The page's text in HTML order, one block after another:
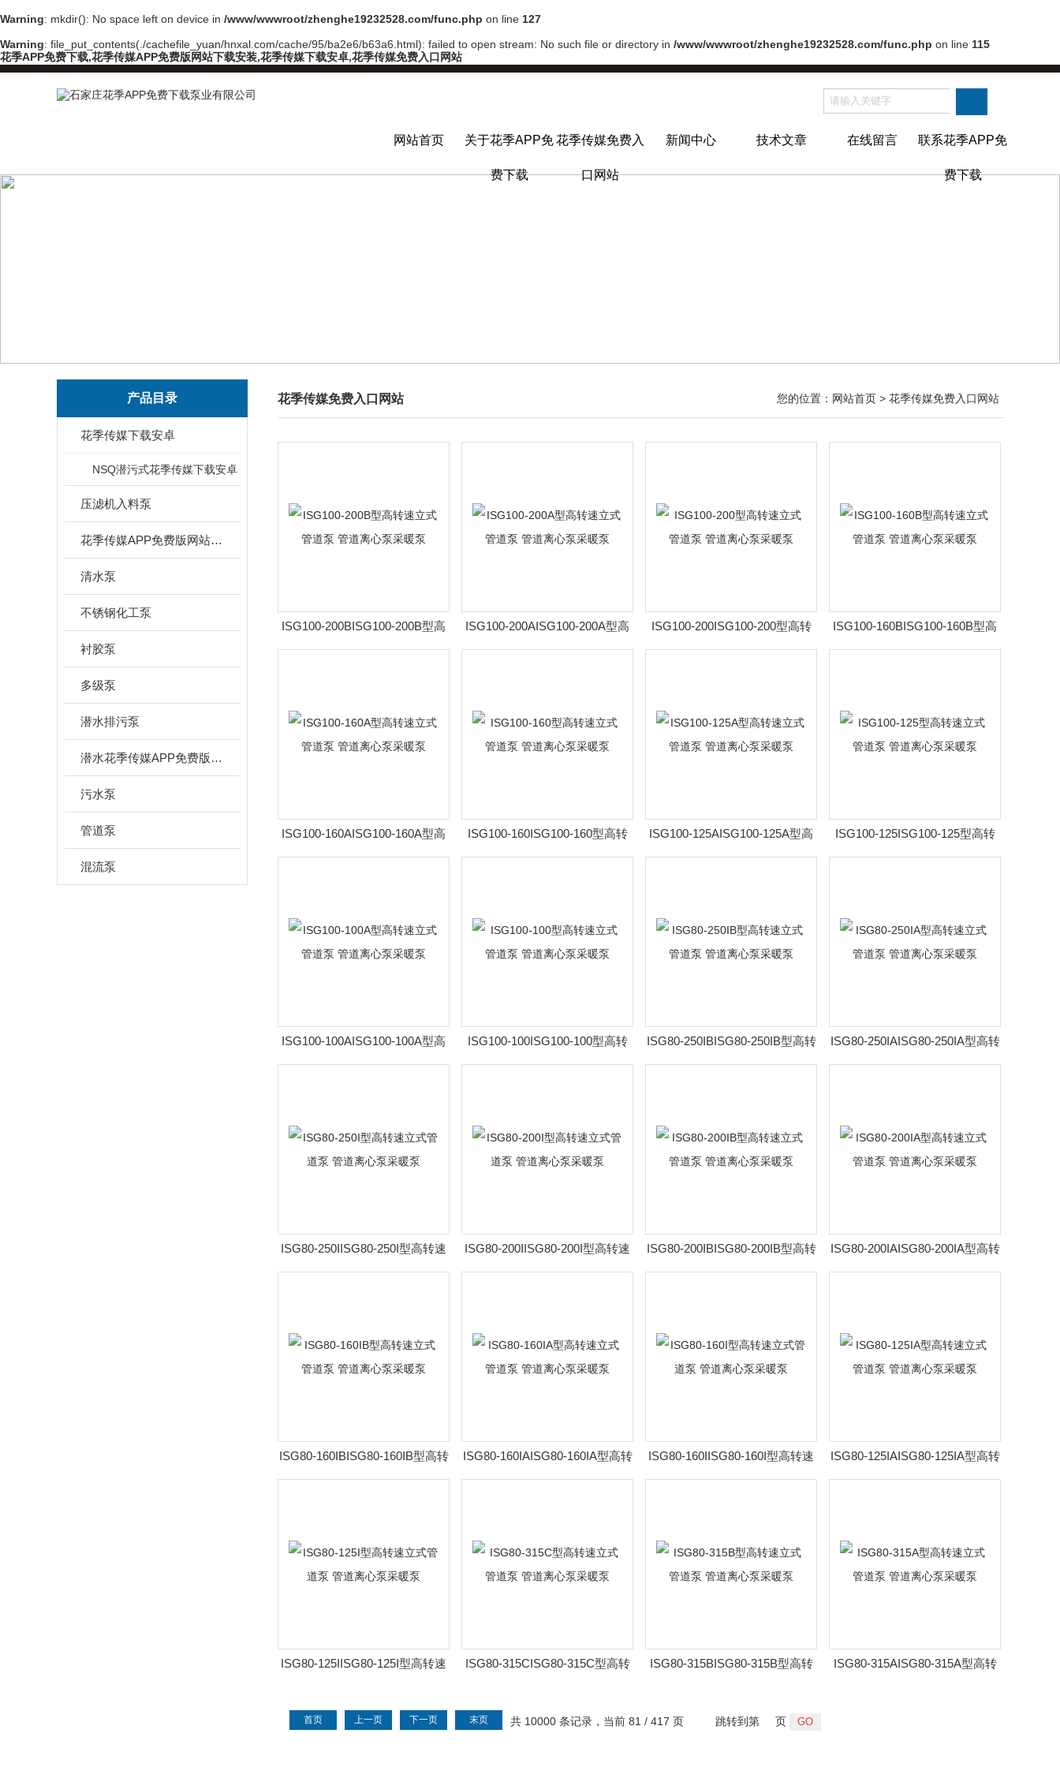
Warning: mkdir(): No space left on device in /www/wwwroot/zhenghe19232528.com/func.php on line 127
Warning: file_put_contents(./cachefile_yuan/hnxal.com/cache/95/ba2e6/b63a6.html): failed to open stream: No such file or directory in /www/wwwroot/zhenghe19232528.com/func.php on line 115
花季APP免费下载,花季传媒APP免费版网站下载安装,花季传媒下载安卓,花季传媒免费入口网站
网站首页 关于花季APP免
费下载
花季传媒免费入
口网站
新闻中心 技术文章 在线留言 联系花季APP免
费下载
产品目录
花季传媒下载安卓
NSQ潜污式花季传媒下载安卓
压滤机入料泵
花季传媒APP免费版网站下载安装
清水泵
不锈钢化工泵
衬胶泵
多级泵
潜水排污泵
潜水花季传媒APP免费版网站下载安装
污水泵
管道泵
混流泵
花季传媒免费入口网站 您的位置： 网站首页 > 花季传媒免费入口网站
ISG100-200BISG100-200B型高
转速立式管道泵 管道离心泵采暖
ISG100-200AISG100-200A型高
转速立式管道泵 管道离心泵采暖
ISG100-200ISG100-200型高转
速立式管道泵 管道离心泵采暖泵
ISG100-160BISG100-160B型高
转速立式管道泵 管道离心泵采暖
ISG100-160AISG100-160A型高
转速立式管道泵 管道离心泵采暖
ISG100-160ISG100-160型高转
速立式管道泵 管道离心泵采暖泵
ISG100-125AISG100-125A型高
转速立式管道泵 管道离心泵采暖
ISG100-125ISG100-125型高转
速立式管道泵 管道离心泵采暖泵
ISG100-100AISG100-100A型高
转速立式管道泵 管道离心泵采暖
ISG100-100ISG100-100型高转
速立式管道泵 管道离心泵采暖泵
ISG80-250IBISG80-250IB型高转
速立式管道泵 管道离心泵采暖泵
ISG80-250IAISG80-250IA型高转
速立式管道泵 管道离心泵采暖泵
ISG80-250IISG80-250I型高转速
立式管道泵 管道离心泵采暖泵
ISG80-200IISG80-200I型高转速
立式管道泵 管道离心泵采暖泵
ISG80-200IBISG80-200IB型高转
速立式管道泵 管道离心泵采暖泵
ISG80-200IAISG80-200IA型高转
速立式管道泵 管道离心泵采暖泵
ISG80-160IBISG80-160IB型高转
速立式管道泵 管道离心泵采暖泵
ISG80-160IAISG80-160IA型高转
速立式管道泵 管道离心泵采暖泵
ISG80-160IISG80-160I型高转速
立式管道泵 管道离心泵采暖泵
ISG80-125IAISG80-125IA型高转
速立式管道泵 管道离心泵采暖泵
ISG80-125IISG80-125I型高转速
ISG80-315CISG80-315C型高转
ISG80-315BISG80-315B型高转
ISG80-315AISG80-315A型高转
共 10000 条记录，当前 81 / 417 页
首页 上一页 下一页 末页 跳转到第 页